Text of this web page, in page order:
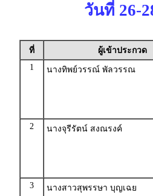
วันที่ 26-
ที่
ผู้เข้าประกวด
1
นางทิพย์วรรณ์ พัลวรรณ
2 นางจุรีรัตน์ สงณรงค์
3 นางสาวสุพรรษา บุญเฉย